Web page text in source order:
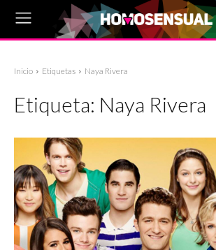
Inicio Etiquetas Naya Rivera
Etiqueta: Naya Rivera